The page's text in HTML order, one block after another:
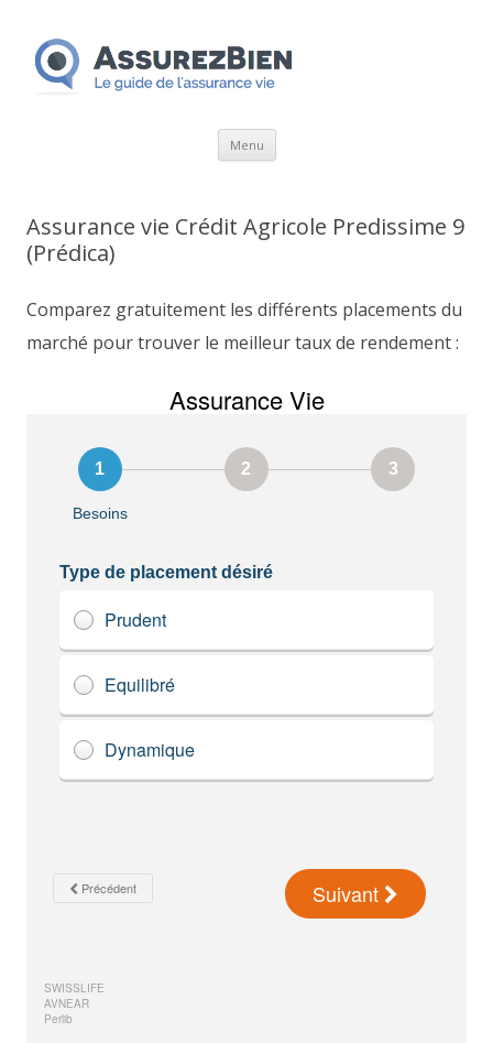
Menu Aller
Assurance vie Crédit Agricole Predissime 9
(Prédica)
Comparez gratuitement les différents placements du
marché pour trouver le meilleur taux de rendement :